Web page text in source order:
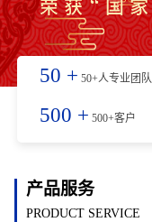
50 + 50+人专业团队
500 + 500+客户
产品服务
PRODUCT SERVICE